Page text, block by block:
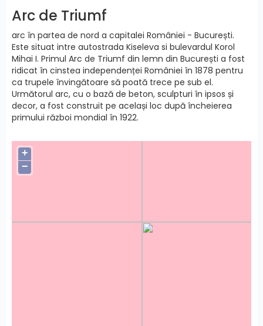
Arc de Triumf
arc în partea de nord a capitalei României - București.
Este situat intre autostrada Kiseleva si bulevardul Korol
Mihai I. Primul Arc de Triumf din lemn din București a fost
ridicat în cinstea independenței României în 1878 pentru
ca trupele învingătoare să poată trece pe sub el.
Următorul arc, cu o bază de beton, sculpturi în ipsos și
decor, a fost construit pe același loc după încheierea
primului război mondial în 1922.
+
−